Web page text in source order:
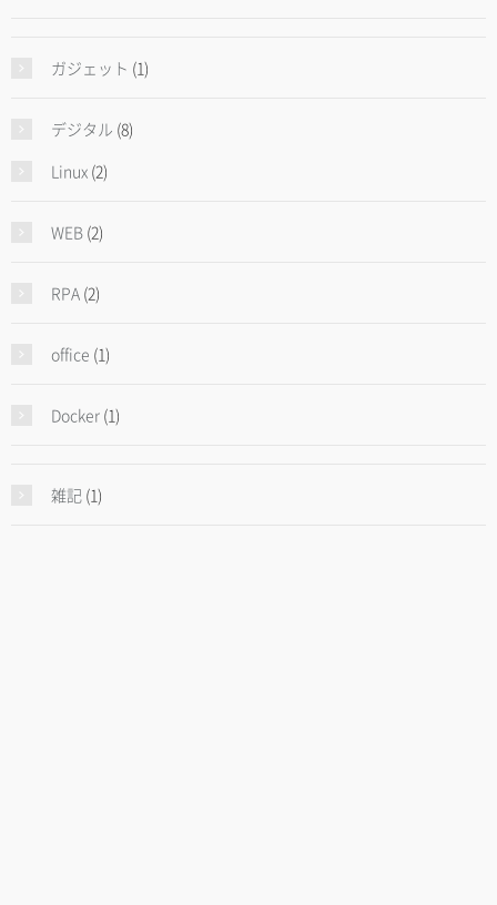
ガジェット (1)
デジタル (8)
Linux (2)
WEB (2)
RPA (2)
office (1)
Docker (1)
雑記 (1)